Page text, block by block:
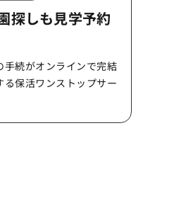
探しも見学予約
続がオンラインで完結
る保活ワンストップサー